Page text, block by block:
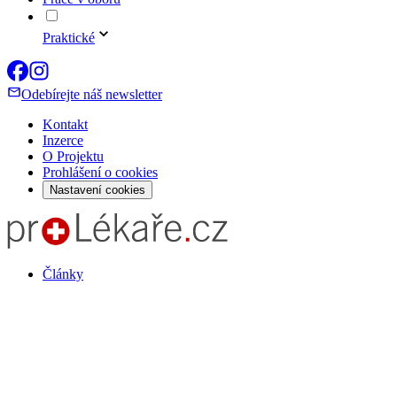
Praktické
Odebírejte náš newsletter
Kontakt
Inzerce
O Projektu
Prohlášení o cookies
Nastavení cookies
Články